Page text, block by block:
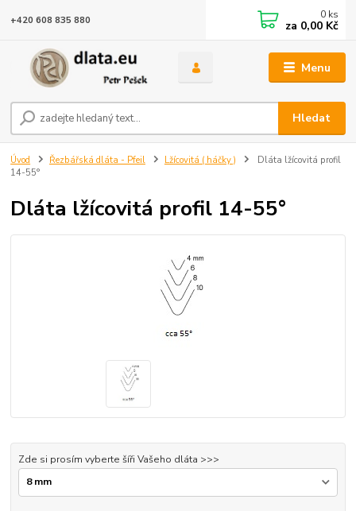
Menu
Hledat
+420 608 835 880 0 ks
za 0,00 Kč
Úvod Řezbářská dláta - Pfeil Lžícovitá ( háčky )
Dláta lžícovitá profil
14-55°
Dláta lžícovitá profil 14-55°
Zde si prosím vyberte šíři Vašeho dláta >>>